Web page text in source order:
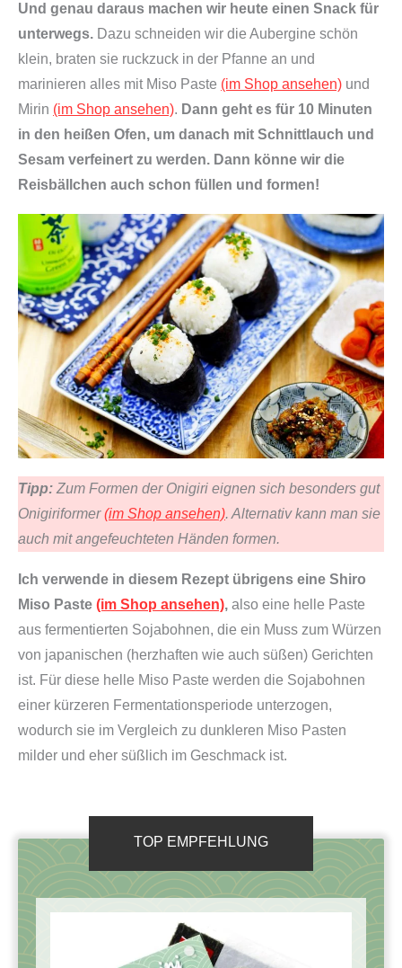
Und genau daraus machen wir heute einen Snack für
unterwegs. Dazu schneiden wir die Aubergine schön
klein, braten sie ruckzuck in der Pfanne an und
marinieren alles mit Miso Paste (im Shop ansehen) und
Mirin (im Shop ansehen). Dann geht es für 10 Minuten
in den heißen Ofen, um danach mit Schnittlauch und
Sesam verfeinert zu werden. Dann könne wir die
Reisbällchen auch schon füllen und formen!
Tipp: Zum Formen der Onigiri eignen sich besonders gut
Onigiriformer(im Shop ansehen). Alternativ kann man sie
auch mit angefeuchteten Händen formen.
Ich verwende in diesem Rezept übrigens eine Shiro
Miso Paste (im Shop ansehen), also eine helle Paste
aus fermentierten Sojabohnen, die ein Muss zum Würzen
von japanischen (herzhaften wie auch süßen) Gerichten
ist. Für diese helle Miso Paste werden die Sojabohnen
einer kürzeren Fermentationsperiode unterzogen,
wodurch sie im Vergleich zu dunkleren Miso Pasten
milder und eher süßlich im Geschmack ist.
TOP EMPFEHLUNG